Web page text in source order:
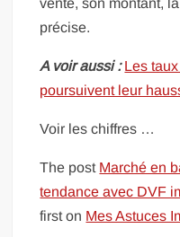
vente, son montant,
précise.
A voir aussi : Les
poursuivent leur
Voir les chiffres …
The post Marché en
tendance avec DVF
first on Mes Astuces